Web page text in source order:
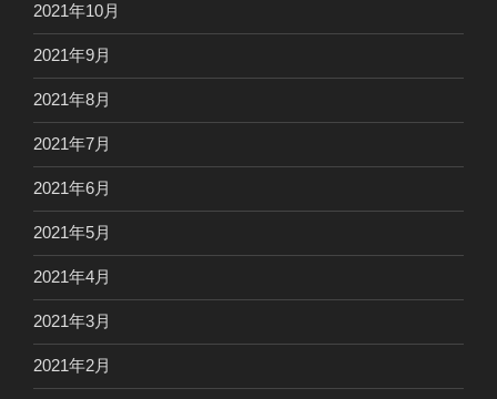
2021年10月
2021年9月
2021年8月
2021年7月
2021年6月
2021年5月
2021年4月
2021年3月
2021年2月